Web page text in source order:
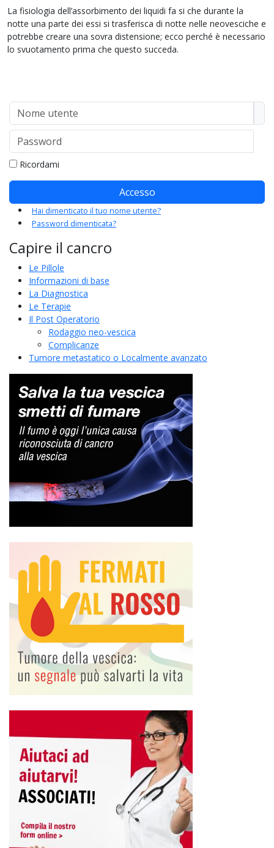
La fisiologia dell’assorbimento dei liquidi fa si che durante la
notte una parte dei essi si trasferisca di notte nelle neovesciche e
potrebbe creare una sovra distensione; ecco perché è necessario
lo svuotamento prima che questo succeda.
Nome utente
Password
Ricordami
Accesso
Hai dimenticato il tuo nome utente?
Password dimenticata?
Capire il cancro
Le Pillole
Informazioni di base
La Diagnostica
Le Terapie
Il Post Operatorio
Rodaggio neo-vescica
Complicanze
Tumore metastatico o Localmente avanzato